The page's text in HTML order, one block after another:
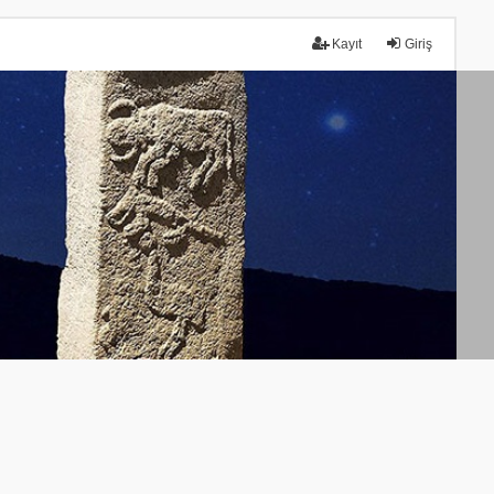
Giriş
Kayıt